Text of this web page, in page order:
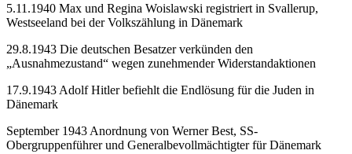
5.11.1940 Max und Regina Woislawski registriert in Svallerup,
Westseeland bei der Volkszählung in Dänemark
29.8.1943 Die deutschen Besatzer verkünden den
„Ausnahmezustand“ wegen zunehmender Widerstandaktionen
17.9.1943 Adolf Hitler befiehlt die Endlösung für die Juden in
Dänemark
September 1943 Anordnung von Werner Best, SS-
Obergruppenführer und Generalbevollmächtigter für Dänemark